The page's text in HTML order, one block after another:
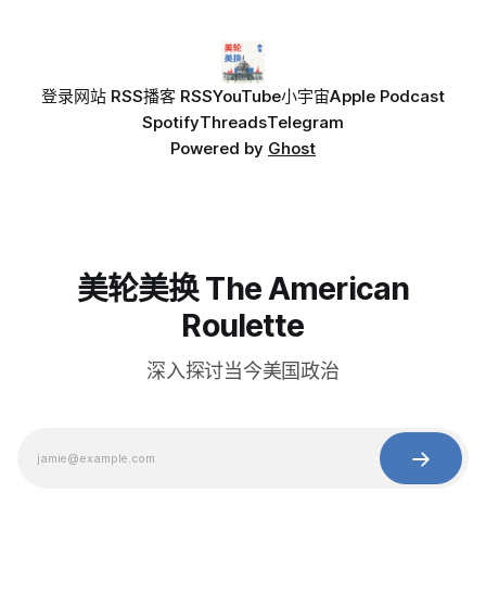
登录网站 RSS播客 RSSYouTube小宇宙Apple Podcast
SpotifyThreadsTelegram
Powered by Ghost
美轮美换 The American
Roulette
深入探讨当今美国政治